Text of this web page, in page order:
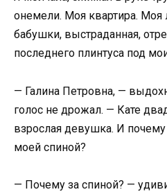
онемели. Моя квартира. Моя
бабушки, выстраданная,
последнего плинтуса под
— Галина Петровна, —
голос не дрожал. — Кате
взрослая девушка. И почему
моей спиной?
— Почему за спиной? —